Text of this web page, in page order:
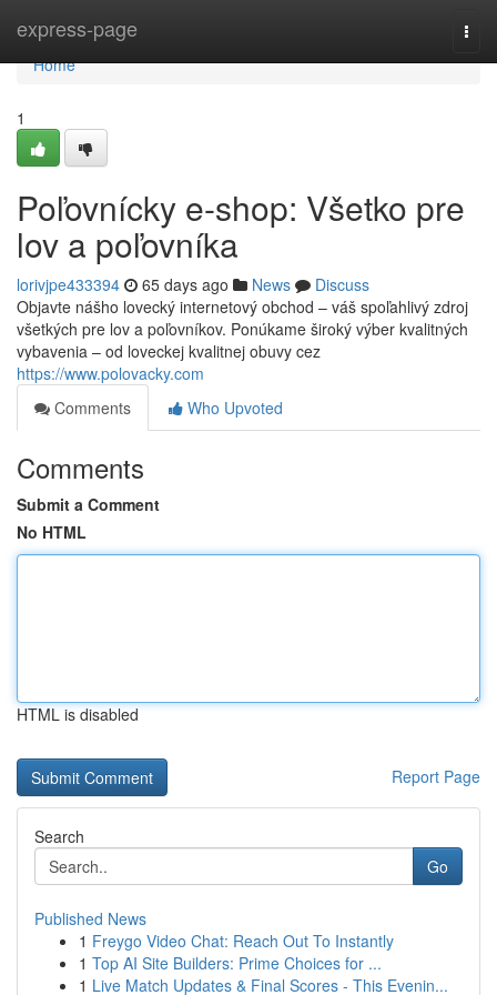
express-page
Home
Home
1
Poľovnícky e-shop: Všetko pre
lov a poľovníka
lorivjpe433394 65 days ago News
Discuss
Objavte nášho lovecký internetový obchod – váš spoľahlivý zdroj
všetkých pre lov a poľovníkov. Ponúkame široký výber kvalitných
vybavenia – od loveckej kvalitnej obuvy cez
https://www.polovacky.com
Comments
Who Upvoted
Comments
Submit a Comment
No HTML
HTML is disabled
Report Page
Search
Go
Published News
1 Freygo Video Chat: Reach Out To Instantly
1 Top AI Site Builders: Prime Choices for ...
1 Live Match Updates & Final Scores - This Evenin...